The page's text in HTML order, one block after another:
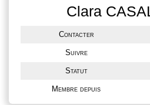
Clara
Contacter
Suivre
Statut
Membre depuis